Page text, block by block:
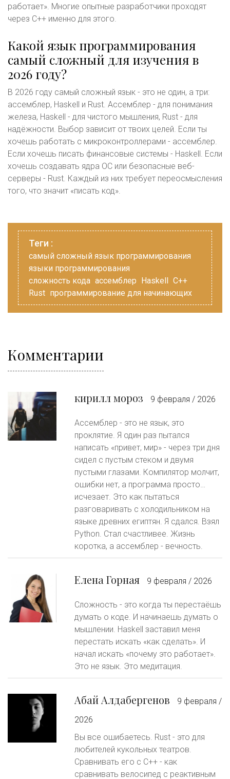
работает». Многие опытные разработчики проходят
через C++ именно для этого.
Какой язык программирования
самый сложный для изучения в
2026 году?
В 2026 году самый сложный язык - это не один, а три:
ассемблер, Haskell и Rust. Ассемблер - для понимания
железа, Haskell - для чистого мышления, Rust - для
надёжности. Выбор зависит от твоих целей. Если ты
хочешь работать с микроконтроллерами - ассемблер.
Если хочешь писать финансовые системы - Haskell. Если
хочешь создавать ядра ОС или безопасные веб-
серверы - Rust. Каждый из них требует переосмысления
того, что значит «писать код».
Теги :
самый сложный язык программирования
языки программирования
сложность кода ассемблер Haskell
C++
Rust программирование для начинающих
Комментарии
кирилл мороз 9 февраля / 2026
Ассемблер - это не язык, это
проклятие. Я один раз пытался
написать «привет, мир» - через три дня
сидел с пустым стеком и двумя
пустыми глазами. Компилятор молчит,
ошибки нет, а программа просто…
исчезает. Это как пытаться
разговаривать с холодильником на
языке древних египтян. Я сдался. Взял
Python. Стал счастливее. Жизнь
коротка, а ассемблер - вечность.
Елена Горная 9 февраля / 2026
Сложность - это когда ты перестаёшь
думать о коде. И начинаешь думать о
мышлении. Haskell заставил меня
перестать искать «как сделать». И
начал искать «почему это работает».
Это не язык. Это медитация.
Абай Алдабергенов
9 февраля /
2026
Вы все ошибаетесь. Rust - это для
любителей кукольных театров.
Сравнивать его с C++ - как
сравнивать велосипед с реактивным